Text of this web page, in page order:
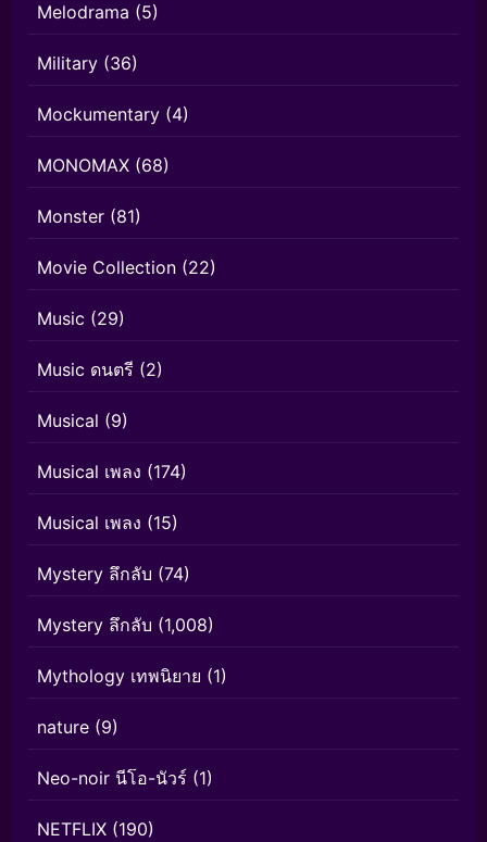
Melodrama (5)
Military (36)
Mockumentary (4)
MONOMAX (68)
Monster (81)
Movie Collection (22)
Music (29)
Music ดนตรี (2)
Musical (9)
Musical เพลง (174)
Musical เพลง (15)
Mystery ลึกลับ (74)
Mystery ลึกลับ (1,008)
Mythology เทพนิยาย (1)
nature (9)
Neo-noir นีโอ-นัวร์ (1)
NETFLIX (190)